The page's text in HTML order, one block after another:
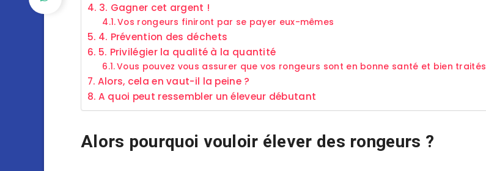
3. Gagner cet argent !
Vos rongeurs finiront par se payer eux-mêmes
4. Prévention des déchets
5. Privilégier la qualité à la quantité
Vous pouvez vous assurer que vos rongeurs sont en bonne santé et bien traités
Alors, cela en vaut-il la peine ?
A quoi peut ressembler un éleveur débutant
Alors pourquoi vouloir élever des rongeurs ?